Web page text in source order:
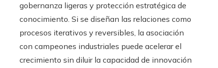
gobernanza ligeras y protección estratégica de
conocimiento. Si se diseñan las relaciones como
procesos iterativos y reversibles, la asociación
con campeones industriales puede acelerar el
crecimiento sin diluir la capacidad de innovación